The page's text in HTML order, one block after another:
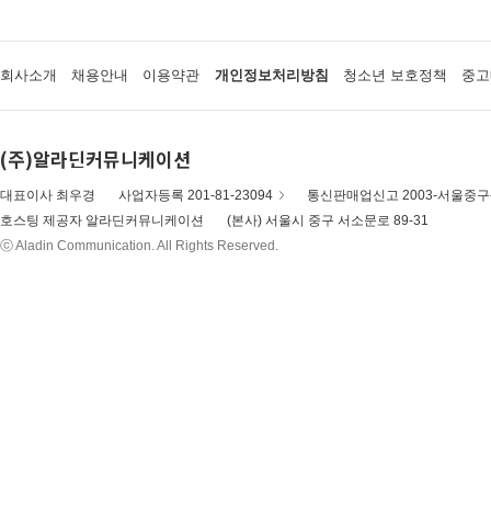
회사소개 채용안내 이용약관 개인정보처리방침 청소년 보호정책 중
(주)알라딘커뮤니케이션
대표이사 최우경 사업자등록 201-81-23094
통신판매업신고 2003-서울중
호스팅 제공자 알라딘커뮤니케이션
(본사) 서울시 중구 서소문로 89-31
ⓒ Aladin Communication. All Rights Reserved.